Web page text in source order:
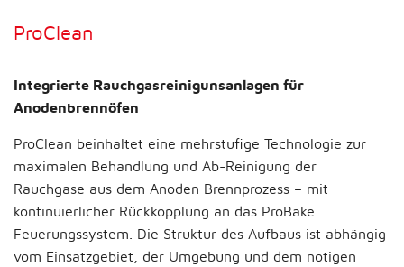
ProClean
Integrierte Rauchgasreinigunsanlagen für
Anodenbrennöfen
ProClean beinhaltet eine mehrstufige Technologie zur
maximalen Behandlung und Ab-Reinigung der
Rauchgase aus dem Anoden Brennprozess – mit
kontinuierlicher Rückkopplung an das ProBake
Feuerungssystem. Die Struktur des Aufbaus ist abhängig
vom Einsatzgebiet, der Umgebung und dem nötigen